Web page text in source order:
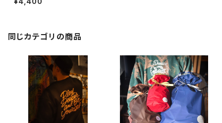
プ
同じカテゴリの商品